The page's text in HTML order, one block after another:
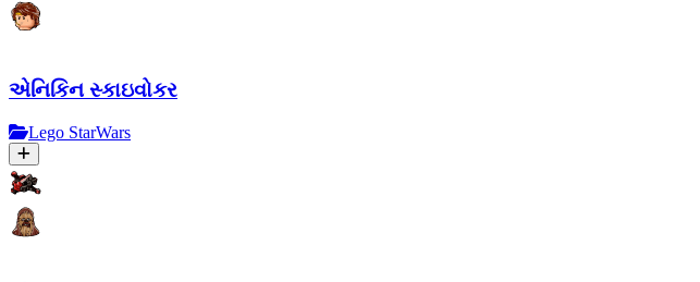
એનિકિન સ્કાઇવોકર
Lego StarWars